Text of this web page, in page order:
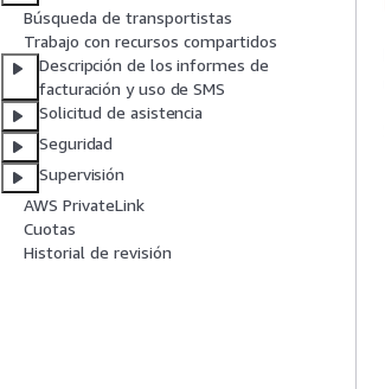
Búsqueda de transportistas
Trabajo con recursos compartidos
Descripción de los informes de
facturación y uso de SMS
Solicitud de asistencia
Seguridad
Supervisión
AWS PrivateLink
Cuotas
Historial de revisión